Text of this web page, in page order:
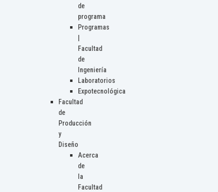
de
programa
Programas
Facultad
de
Ingeniería
Laboratorios
Expotecnológica
Facultad
de
Producción
y
Diseño
Acerca
de
la
Facultad